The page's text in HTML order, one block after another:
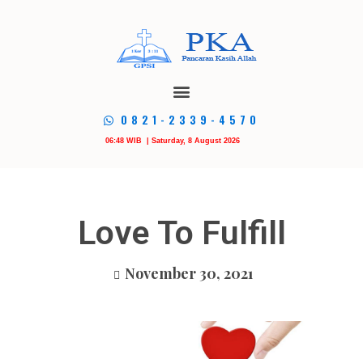
0821-2339-4570
06:48 WIB | Saturday, 8 August 2026
Love To Fulfill
November 30, 2021